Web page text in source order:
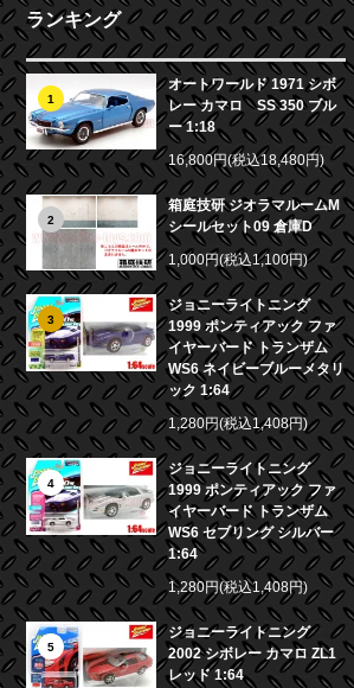
ランキング
1
オートワールド 1971 シボ
レー カマロ SS 350 ブル
ー 1:18
16,800円(税込18,480円)
2
箱庭技研 ジオラマルームM
シールセット09 倉庫D
1,000円(税込1,100円)
3
ジョニーライトニング
1999 ポンティアック ファ
イヤーバード トランザム
WS6 ネイビーブルーメタリ
ック 1:64
1,280円(税込1,408円)
4
ジョニーライトニング
1999 ポンティアック ファ
イヤーバード トランザム
WS6 セブリング シルバー
1:64
1,280円(税込1,408円)
5
ジョニーライトニング
2002 シボレー カマロ ZL1
レッド 1:64